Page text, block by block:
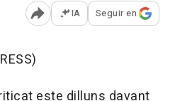
Abrir opciones para
IA Seguir en
este dilluns davant